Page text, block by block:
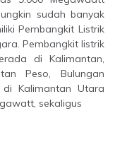
sudah banyak
Pembangkit Listrik
Pembangkit listrik
di Kalimantan,
Peso, Bulungan
Kalimantan Utara
sekaligus